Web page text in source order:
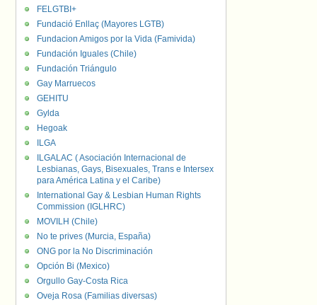
FELGTBI+
Fundació Enllaç (Mayores LGTB)
Fundacion Amigos por la Vida (Famivida)
Fundación Iguales (Chile)
Fundación Triángulo
Gay Marruecos
GEHITU
Gylda
Hegoak
ILGA
ILGALAC ( Asociación Internacional de
Lesbianas, Gays, Bisexuales, Trans e Intersex
para América Latina y el Caribe)
International Gay & Lesbian Human Rights
Commission (IGLHRC)
MOVILH (Chile)
No te prives (Murcia, España)
ONG por la No Discriminación
Opción Bi (Mexico)
Orgullo Gay-Costa Rica
Oveja Rosa (Familias diversas)